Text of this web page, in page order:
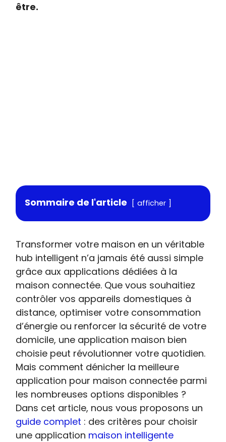
être.
Sommaire de l'article afficher
Transformer votre maison en un véritable
hub intelligent n’a jamais été aussi simple
grâce aux applications dédiées à la
maison connectée. Que vous souhaitiez
contrôler vos appareils domestiques à
distance, optimiser votre consommation
d’énergie ou renforcer la sécurité de votre
domicile, une application maison bien
choisie peut révolutionner votre quotidien.
Mais comment dénicher la meilleure
application pour maison connectée parmi
les nombreuses options disponibles ?
Dans cet article, nous vous proposons un
guide complet : des critères pour choisir
une application maison intelligente